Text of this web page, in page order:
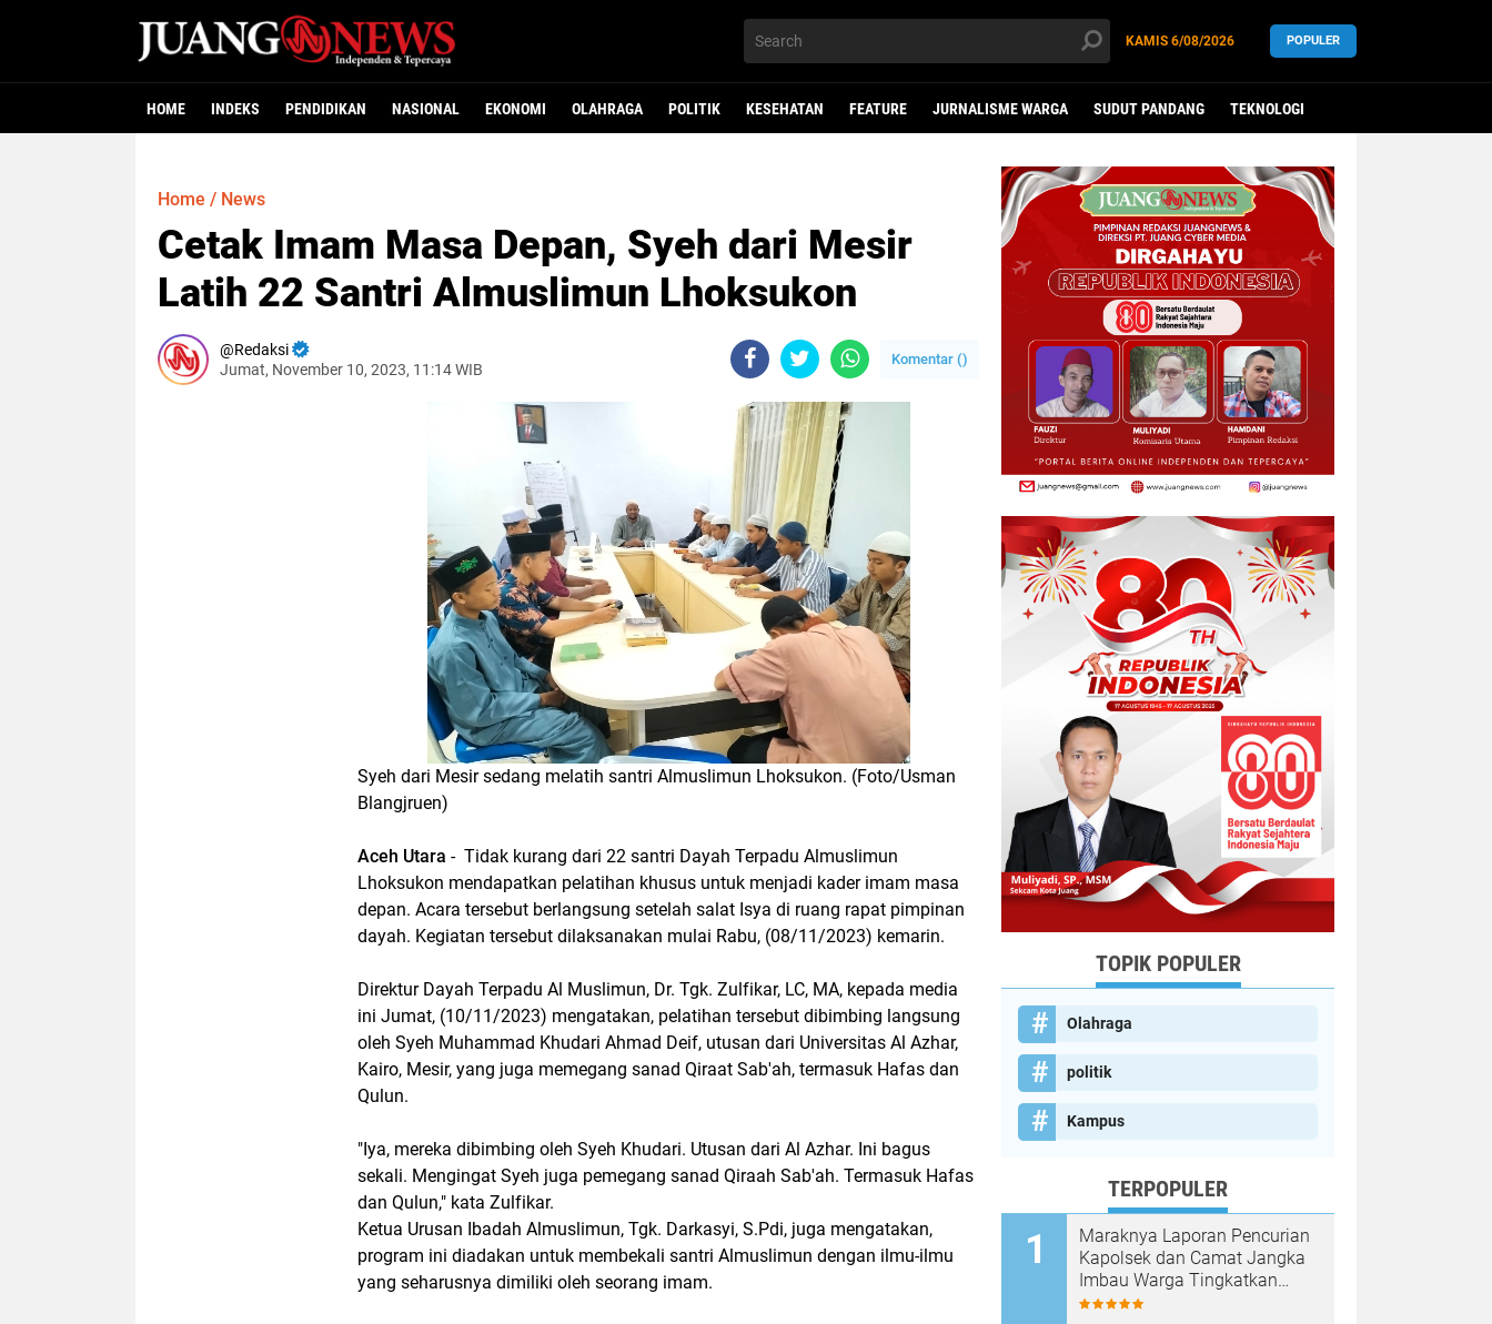
KAMIS 6/08/2026 POPULER
HOME INDEKS PENDIDIKAN NASIONAL EKONOMI OLAHRAGA POLITIK KESEHATAN FEATURE JURNALISME WARGA SUDUT PANDANG TEKNOLOGI
Home / News
Cetak Imam Masa Depan, Syeh dari Mesir
Latih 22 Santri Almuslimun Lhoksukon
Redaksi
Jumat, November 10, 2023, 11:14 WIB
Komentar ()
Syeh dari Mesir sedang melatih santri Almuslimun Lhoksukon. (Foto/Usman
Blangjruen)
Aceh Utara - Tidak kurang dari 22 santri Dayah Terpadu Almuslimun
Lhoksukon mendapatkan pelatihan khusus untuk menjadi kader imam masa
depan. Acara tersebut berlangsung setelah salat Isya di ruang rapat pimpinan
dayah. Kegiatan tersebut dilaksanakan mulai Rabu, (08/11/2023) kemarin.
Direktur Dayah Terpadu Al Muslimun, Dr. Tgk. Zulfikar, LC, MA, kepada media
ini Jumat, (10/11/2023) mengatakan, pelatihan tersebut dibimbing langsung
oleh Syeh Muhammad Khudari Ahmad Deif, utusan dari Universitas Al Azhar,
Kairo, Mesir, yang juga memegang sanad Qiraat Sab'ah, termasuk Hafas dan
Qulun.
"Iya, mereka dibimbing oleh Syeh Khudari. Utusan dari Al Azhar. Ini bagus
sekali. Mengingat Syeh juga pemegang sanad Qiraah Sab'ah. Termasuk Hafas
dan Qulun," kata Zulfikar.
Ketua Urusan Ibadah Almuslimun, Tgk. Darkasyi, S.Pdi, juga mengatakan,
program ini diadakan untuk membekali santri Almuslimun dengan ilmu-ilmu
yang seharusnya dimiliki oleh seorang imam.
TOPIK POPULER
Olahraga
politik
Kampus
TERPOPULER
Maraknya Laporan Pencurian
Kapolsek dan Camat Jangka
Imbau Warga Tingkatkan
Kewaspadaan